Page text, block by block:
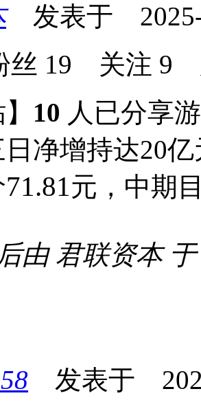
发表于 2025-
19 关注 9
10 人已分享
净增持达20
71.81元，中期
由 君联资本
发表于